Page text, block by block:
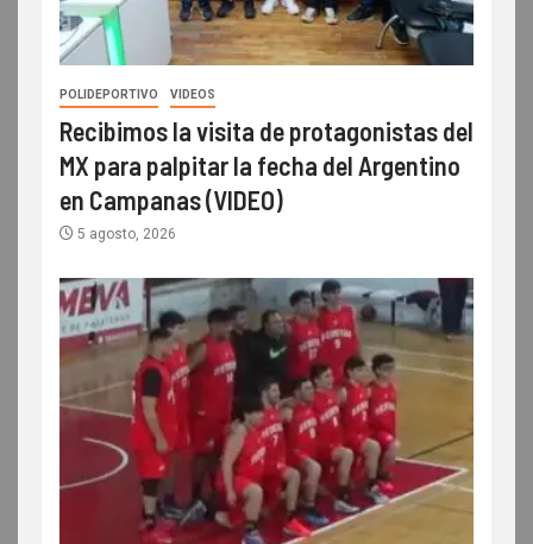
POLIDEPORTIVO VIDEOS
Recibimos la visita de protagonistas del
MX para palpitar la fecha del Argentino
en Campanas (VIDEO)
5 agosto, 2026